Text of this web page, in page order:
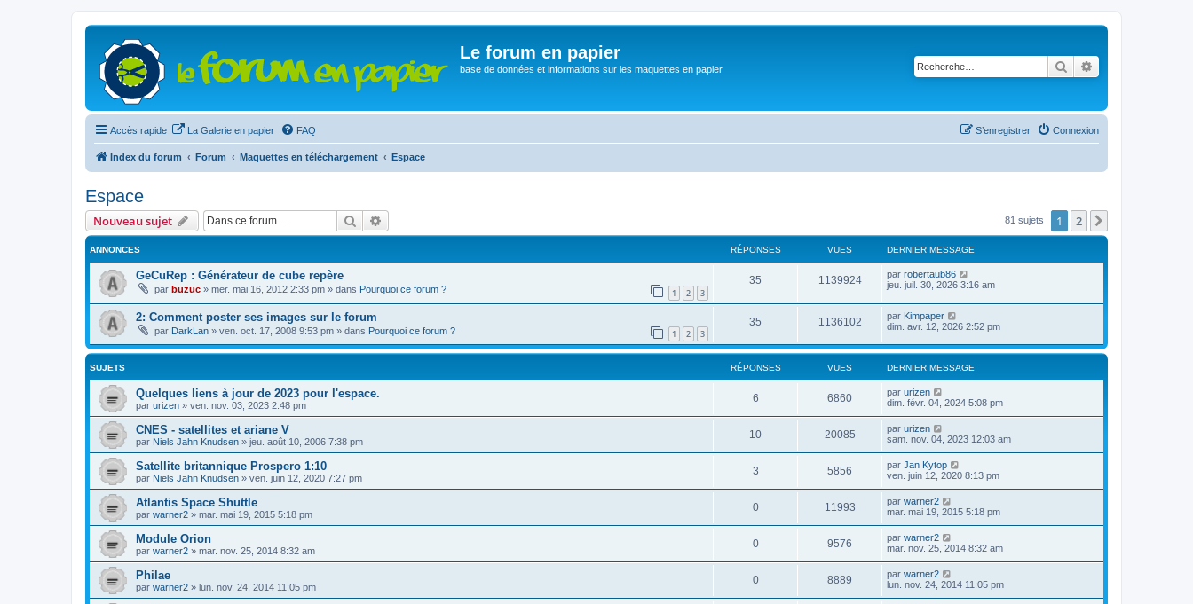
Le forum en papier
base de données et informations sur les maquettes en papier Rechercher
Accès rapide La Galerie en papier FAQ Connexion
S’enregistrer
Index du forum Forum Maquettes en téléchargement Espace
Espace
Nouveau sujet Rechercher 81 sujets 1 2
ANNONCES RÉPONSES VUES DERNIER MESSAGE
GeCuRep : Générateur de cube repère
par buzuc » mer. mai 16, 2012 2:33 pm » dans Pourquoi ce forum ? 1 2 3
35 1139924 par robertaub86
jeu. juil. 30, 2026 3:16 am
2: Comment poster ses images sur le forum
par DarkLan » ven. oct. 17, 2008 9:53 pm » dans Pourquoi ce forum ? 1 2 3
35 1136102 par Kimpaper
dim. avr. 12, 2026 2:52 pm
SUJETS RÉPONSES VUES DERNIER MESSAGE
Quelques liens à jour de 2023 pour l'espace.
par urizen » ven. nov. 03, 2023 2:48 pm
6 6860 par urizen
dim. févr. 04, 2024 5:08 pm
CNES - satellites et ariane V
par Niels Jahn Knudsen » jeu. août 10, 2006 7:38 pm
10 20085 par urizen
sam. nov. 04, 2023 12:03 am
Satellite britannique Prospero 1:10
par Niels Jahn Knudsen » ven. juin 12, 2020 7:27 pm
3 5856 par Jan Kytop
ven. juin 12, 2020 8:13 pm
Atlantis Space Shuttle
par warner2 » mar. mai 19, 2015 5:18 pm
0 11993 par warner2
mar. mai 19, 2015 5:18 pm
Module Orion
par warner2 » mar. nov. 25, 2014 8:32 am
0 9576 par warner2
mar. nov. 25, 2014 8:32 am
Philae
par warner2 » lun. nov. 24, 2014 11:05 pm
0 8889 par warner2
lun. nov. 24, 2014 11:05 pm